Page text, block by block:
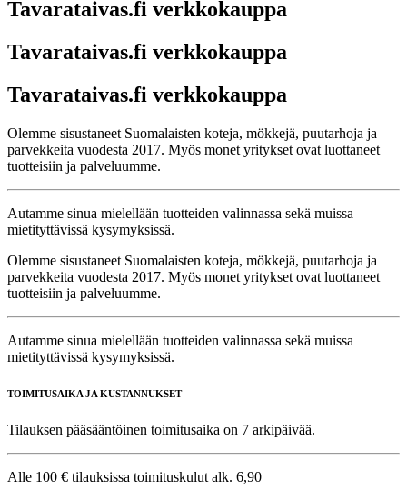
Tavarataivas.fi verkkokauppa
Tavarataivas.fi verkkokauppa
Tavarataivas.fi verkkokauppa
Olemme sisustaneet Suomalaisten koteja, mökkejä, puutarhoja ja
parvekkeita vuodesta 2017. Myös monet yritykset ovat luottaneet
tuotteisiin ja palveluumme.
Autamme sinua mielellään tuotteiden valinnassa sekä muissa
mietityttävissä kysymyksissä.
Olemme sisustaneet Suomalaisten koteja, mökkejä, puutarhoja ja
parvekkeita vuodesta 2017. Myös monet yritykset ovat luottaneet
tuotteisiin ja palveluumme.
Autamme sinua mielellään tuotteiden valinnassa sekä muissa
mietityttävissä kysymyksissä.
TOIMITUSAIKA JA KUSTANNUKSET
Tilauksen pääsääntöinen toimitusaika on 7 arkipäivää.
Alle 100 € tilauksissa toimituskulut alk. 6,90